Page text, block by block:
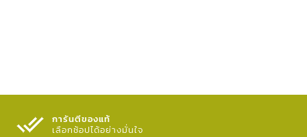
การันตีของแท้
เลือกช้อปได้อย่างมั่นใจ​